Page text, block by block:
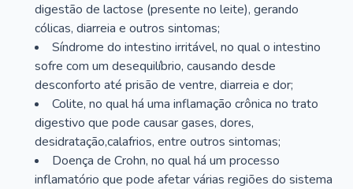
digestão de lactose (presente no leite), gerando
cólicas, diarreia e outros sintomas;
Síndrome do intestino irritável, no qual o intestino
sofre com um desequilíbrio, causando desde
desconforto até prisão de ventre, diarreia e dor;
Colite, no qual há uma inflamação crônica no trato
digestivo que pode causar gases, dores,
desidratação,calafrios, entre outros sintomas;
Doença de Crohn, no qual há um processo
inflamatório que pode afetar várias regiões do sistema